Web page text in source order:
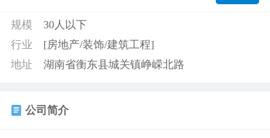
规模
30人以下
行业
[房地产/装饰/建筑工程]
地址
湖南省衡东县城关镇峥嵘北路
公司简介